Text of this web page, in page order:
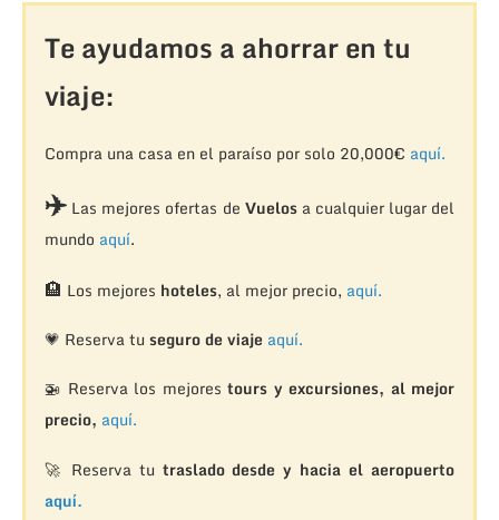
Te ayudamos a ahorrar en tu
viaje:
Compra una casa en el paraíso por solo 20,000€ aquí.
✈️Las mejores ofertas de Vuelosa cualquier lugar del
mundo aquí.
🏨 Los mejores hoteles, al mejor precio, aquí.
💗 Reserva tu seguro de viaje aquí.
🚁 Reserva los mejorestours y excursiones, al mejor
precio, aquí.
🚀 Reserva tu traslado desde y hacia el aeropuerto
aquí.